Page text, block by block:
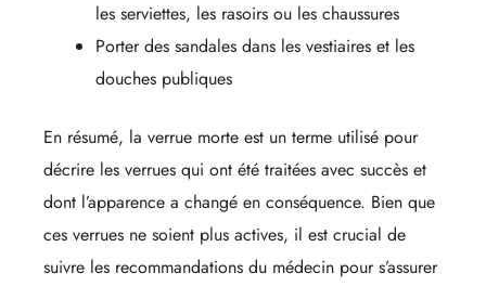
les serviettes, les rasoirs ou les chaussures
Porter des sandales dans les vestiaires et les
douches publiques
En résumé, la verrue morte est un terme utilisé pour
décrire les verrues qui ont été traitées avec succès et
dont l’apparence a changé en conséquence. Bien que
ces verrues ne soient plus actives, il est crucial de
suivre les recommandations du médecin pour s’assurer